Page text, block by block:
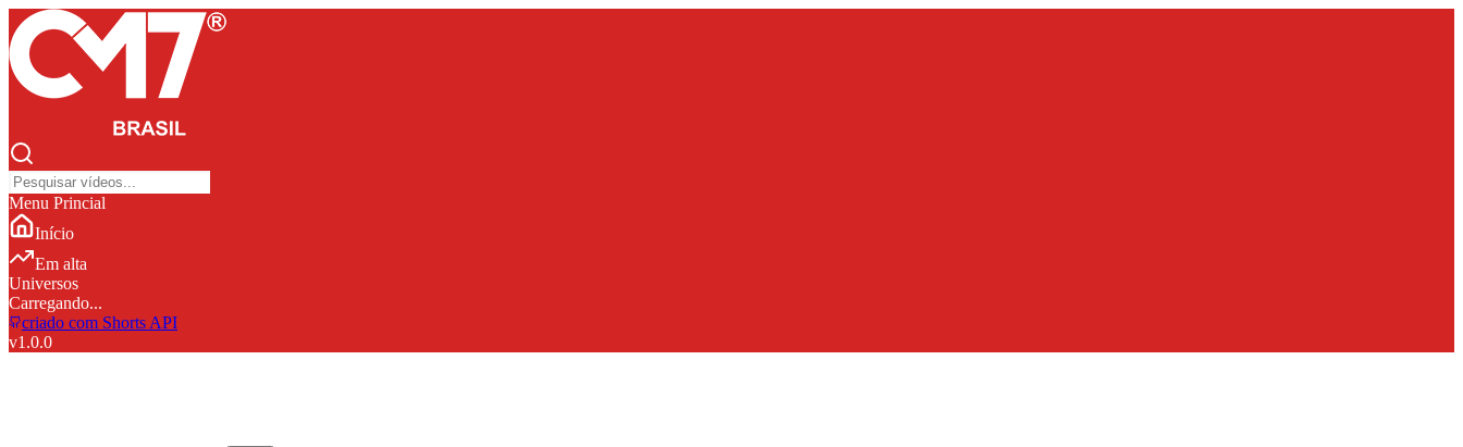
Menu Princial
Início
Em alta
Universos
Carregando...
criado com Shorts API
v1.0.0